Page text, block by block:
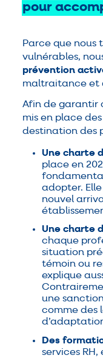
pour
Parce que nous
vulnérables,
prévention
maltraitance et
Afin de garantir
mis en place
destination des
Une charte
place en
adopter.
nouvel
Une charte
chaque
situation
témoin ou
explique
une
comme des
Des
services